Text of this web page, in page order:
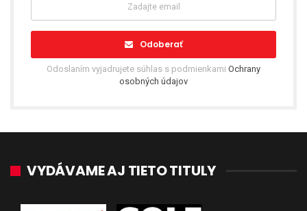
Odoberať
Odoslaním vyjadrujete súhlas s podmienkami Ochrany
osobných údajov
VYDÁVAME AJ TIETO TITULY